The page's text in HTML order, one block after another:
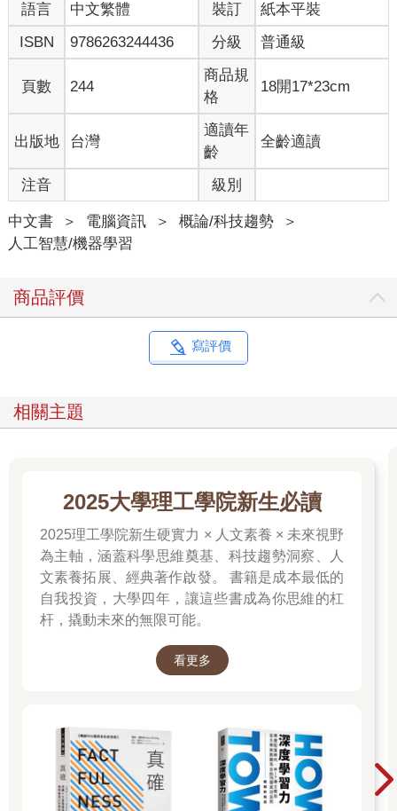
語言 中文繁體 裝訂
紙本平裝
ISBN
9786263244436 分級 普通級
頁數 244
商品規
格
18開17*23cm
出版地 台灣
適讀年
齡
全齡適讀
注音 級別
中文書 ＞ 電腦資訊 ＞ 概論/科技趨勢
＞
人工智慧/機器學習
商品評價
寫評價
相關主題
2025大學理工學院新生必讀
2025理工學院新生硬實力 × 人文素養 × 未來視野
為主軸，涵蓋科學思維奠基、科技趨勢洞察、人
文素養拓展、經典著作啟發。 書籍是成本最低的
自我投資，大學四年，讓這些書成為你思維的杠
杆，撬動未來的無限可能。
看更多